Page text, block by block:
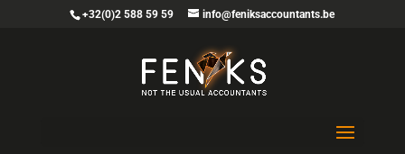
+32(0)2 588 59 59 info@feniksaccountants.be